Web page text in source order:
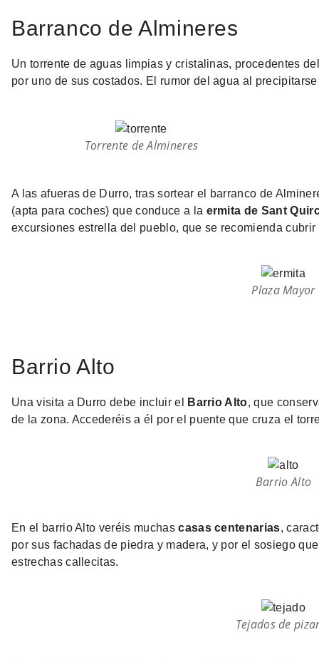
Barranco de Almineres
Un torrente de aguas limpias y cristalinas, procedentes
por uno de sus costados. El rumor del agua al
Torrente de Almineres
A las afueras de Durro, tras sortear el barranco de
(apta para coches) que conduce a la ermita de Sant
excursiones estrella del pueblo, que se recomienda
Plaza Mayor
Barrio Alto
Una visita a Durro debe incluir el Barrio Alto, que
de la zona. Accederéis a él por el puente que cruza el
Barrio Alto
En el barrio Alto veréis muchascasas centenarias,
por sus fachadas de piedra y madera, y por el sosiego
estrechas callecitas.
Tejados de